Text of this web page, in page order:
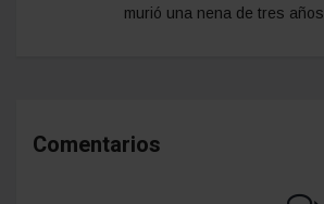
murió una nena de tres años
Comentarios